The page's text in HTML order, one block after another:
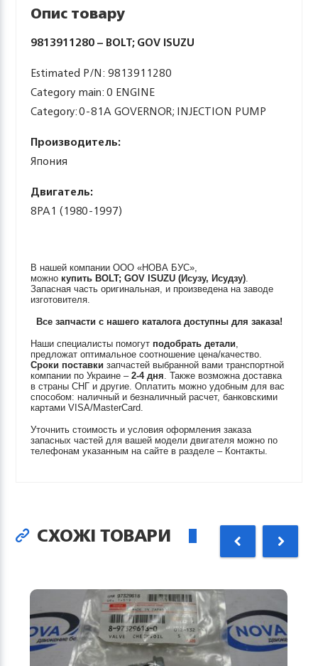
Опис товару
9813911280 – BOLT; GOV ISUZU
Estimated P/N: 9813911280
Category main: 0 ENGINE
Category: 0-81A GOVERNOR; INJECTION PUMP
Производитель:
Япония
Двигатель:
8PA1 (1980-1997)
В нашей компании ООО «НОВА БУС»,
можно купить BOLT; GOV ISUZU (Исузу, Исудзу).
Запасная часть оригинальная, и произведена на заводе
изготовителя.
Все запчасти с нашего каталога доступны для заказа!
Наши специалисты помогут подобрать детали,
предложат оптимальное соотношение цена/качество.
Сроки поставки запчастей выбранной вами транспортной
компании по Украине –2-4 дня. Также возможна доставка
в страны СНГ и другие. Оплатить можно удобным для вас
способом: наличный и безналичный расчет, банковскими
картами VISA/MasterCard.
Уточнить стоимость и условия оформления заказа
запасных частей для вашей модели двигателя можно по
телефонам указанным на сайте в разделе – Контакты.
СХОЖІ ТОВАРИ